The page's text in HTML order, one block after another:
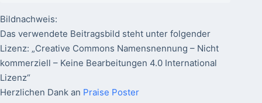
Bildnachweis:
Das verwendete Beitragsbild steht unter folgender
Lizenz: „Creative Commons Namensnennung – Nicht
kommerziell – Keine Bearbeitungen 4.0 International
Lizenz“
Herzlichen Dank an Praise Poster